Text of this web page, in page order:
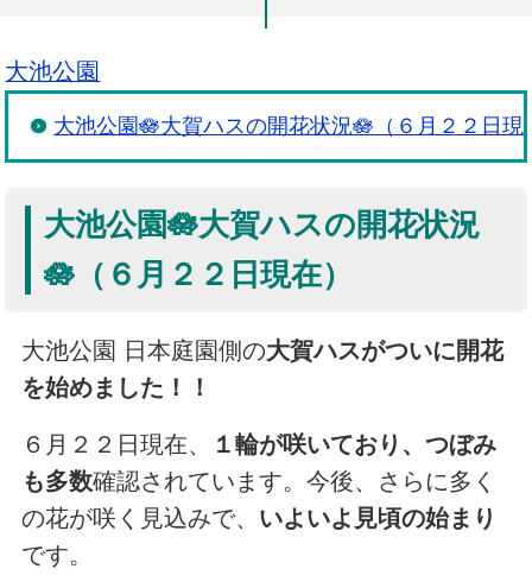
大池公園
大池公園🪷大賀ハスの開花状況🪷（６月２２日現
大池公園🪷大賀ハスの開花状況
🪷（６月２２日現在）
大池公園 日本庭園側の大賀ハスがついに開花
を始めました！！
６月２２日現在、
１輪が咲いており、つぼみ
も多数確認されています。今後、さらに多く
の花が咲く見込みで、 いよいよ見頃の始まり
です。